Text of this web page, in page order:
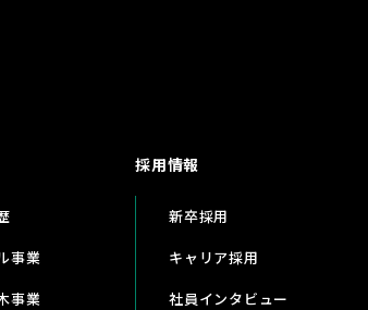
事業
事業
採用情報
新卒採用
キャリア採用
社員インタビュー